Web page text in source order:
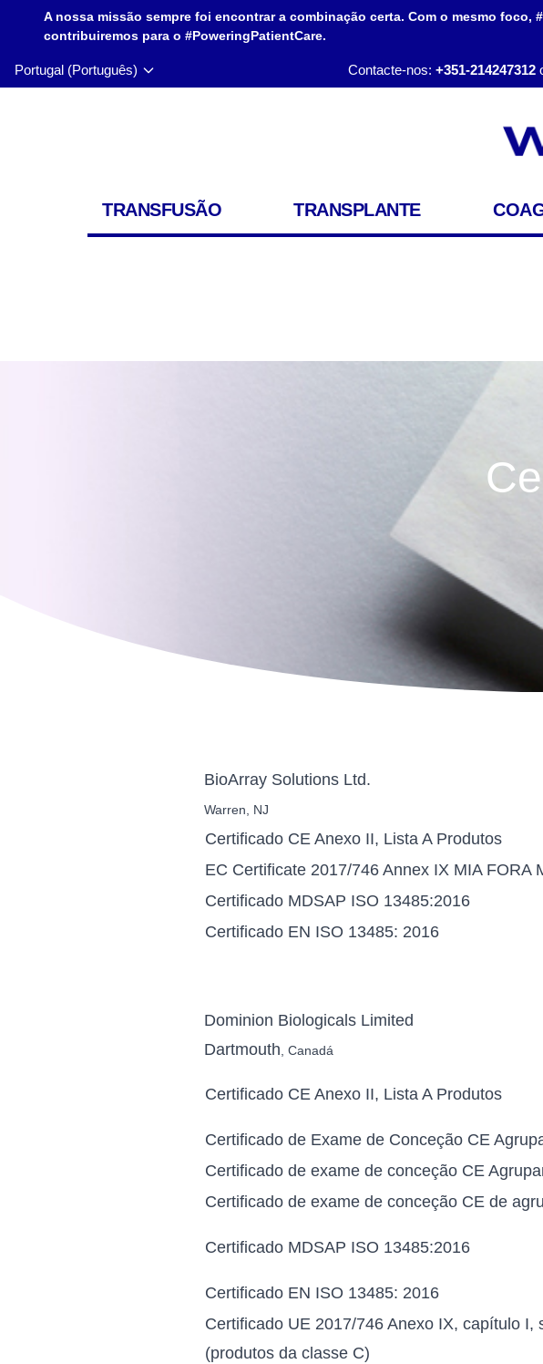
A nossa missão sempre foi encontrar a combinação certa. Com o mesmo
contribuiremos para o #PoweringPatientCare.
Portugal (Português) Contacte-nos: +351-214247312
TRANSFUSÃO TRANSPLANTE
BioArray Solutions Ltd.
Warren, NJ
Certificado CE Anexo II, Lista A Produtos
EC Certificate 2017/746 Annex IX MIA FORA
Certificado MDSAP ISO 13485:2016
Certificado EN ISO 13485: 2016
Dominion Biologicals Limited
Dartmouth , Canadá
Certificado CE Anexo II, Lista A Produtos
Certificado de Exame de Conceção CE
Certificado de exame de conceção CE
Certificado de exame de conceção CE de
Certificado MDSAP ISO 13485:2016
Certificado EN ISO 13485: 2016
Certificado UE 2017/746 Anexo IX, capítulo I,
(produtos da classe C)